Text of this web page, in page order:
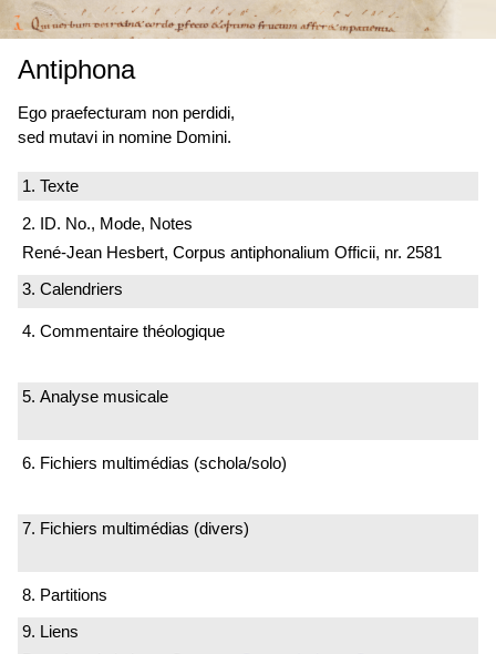
Antiphona
Ego praefecturam non perdidi,
sed mutavi in nomine Domini.
1. Texte
2. ID. No., Mode, Notes
René-Jean Hesbert, Corpus antiphonalium Officii, nr. 2581
3. Calendriers
4. Commentaire théologique
5. Analyse musicale
6. Fichiers multimédias (schola/solo)
7. Fichiers multimédias (divers)
8. Partitions
9. Liens